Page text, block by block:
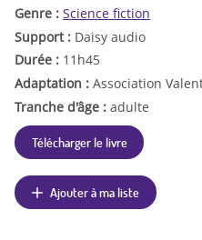
Genre : Science fiction
Support : Daisy audio
Durée : 11h45
Adaptation : Association
Tranche d'âge : adulte
Télécharger le livre
Ajouter à ma liste